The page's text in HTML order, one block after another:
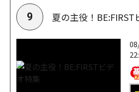
9 夏の主役！BE:FIRST